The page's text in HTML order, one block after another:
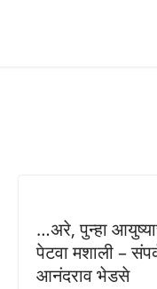
…अरे, पुन्हा
पेटवा मशाली –
आनंदराव भेडसे